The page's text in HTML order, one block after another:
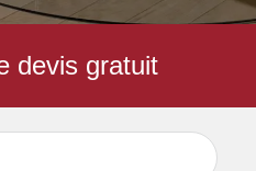
devis gratuit